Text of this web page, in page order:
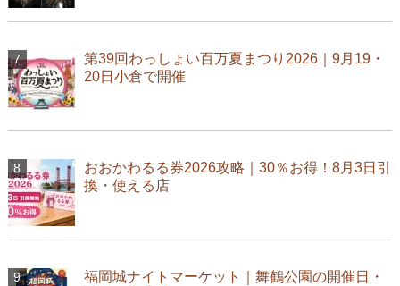
第39回わっしょい百万夏まつり2026｜9月19・
20日小倉で開催
おおかわるる券2026攻略｜30％お得！8月3日引
換・使える店
福岡城ナイトマーケット｜舞鶴公園の開催日・